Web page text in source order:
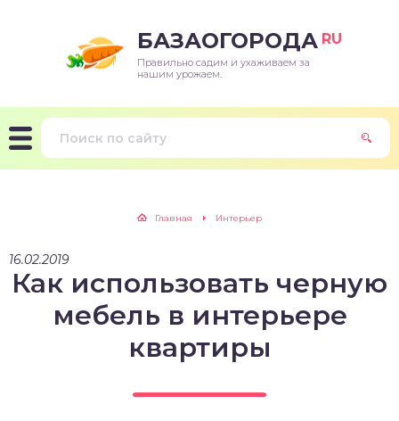
БАЗАОГОРОДА RU
Правильно садим и ухаживаем за
нашим урожаем.
Главная Интерьер
16.02.2019
Как использовать черную
мебель в интерьере
квартиры